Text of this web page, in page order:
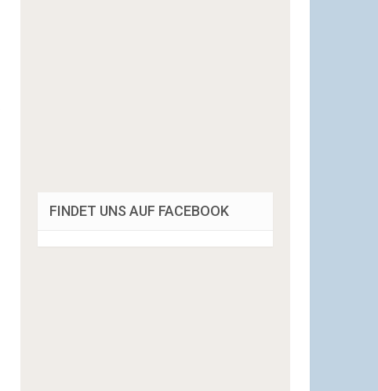
FINDET UNS AUF FACEBOOK